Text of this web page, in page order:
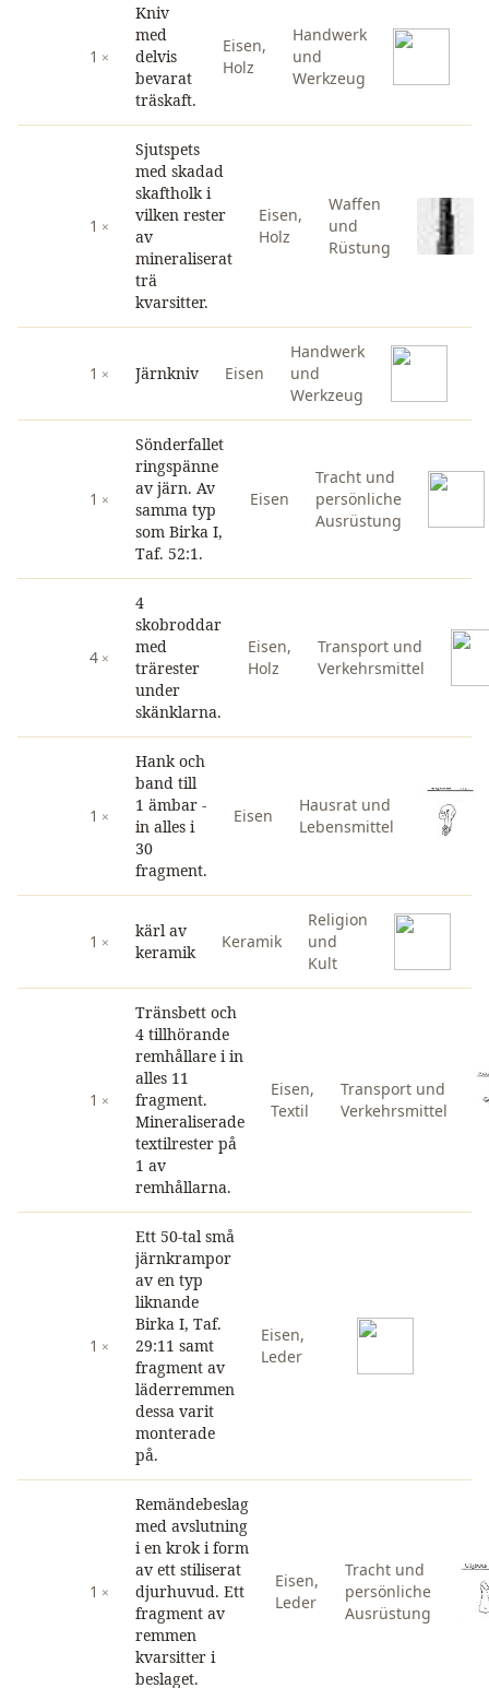
1
Kniv
med
delvis
bevarat
träskaft.
Eisen,
Holz
Handwerk
und
Werkzeug
1
Sjutspets
med skadad
skaftholk i
vilken rester
av
mineraliserat
trä
kvarsitter.
Eisen,
Holz
Waffen
und
Rüstung
1 Järnkniv Eisen
Handwerk
und
Werkzeug
1
Sönderfallet
ringspänne
av järn. Av
samma typ
som Birka I,
Taf. 52:1.
Eisen
Tracht und
persönliche
Ausrüstung
4
4
skobroddar
med
trärester
under
skänklarna.
Eisen,
Holz
Transport und
Verkehrsmittel
1
Hank och
band till
1 ämbar -
in alles i
30
fragment.
Eisen
Hausrat und
Lebensmittel
1
kärl av
keramik
Keramik
Religion
und
Kult
1
Tränsbett och
4 tillhörande
remhållare i in
alles 11
fragment.
Mineraliserade
textilrester på
1 av
remhållarna.
Eisen,
Textil
Transport und
Verkehrsmittel
1
Ett 50-tal små
järnkrampor
av en typ
liknande
Birka I, Taf.
29:11 samt
fragment av
läderremmen
dessa varit
monterade
på.
Eisen,
Leder
1
Remändebeslag
med avslutning
i en krok i form
av ett stiliserat
djurhuvud. Ett
fragment av
remmen
kvarsitter i
beslaget.
Eisen,
Leder
Tracht und
persönliche
Ausrüstung